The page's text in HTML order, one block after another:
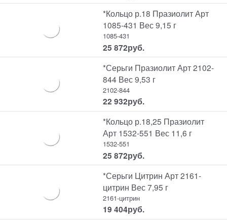
*Кольцо р.18 Празиолит Арт
1085-431 Вес 9,15 г
1085-431
25 872руб.
*Серьги Празиолит Арт 2102-
844 Вес 9,53 г
2102-844
22 932руб.
*Кольцо р.18,25 Празиолит
Арт 1532-551 Вес 11,6 г
1532-551
25 872руб.
*Серьги Цитрин Арт 2161-
цитрин Вес 7,95 г
2161-цитрин
19 404руб.